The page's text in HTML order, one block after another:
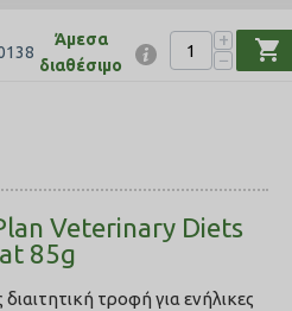
Άμεσα
διαθέσιμο
+
−
shopping_cart
Veterinary Diets
85g
τροφή για ενήλικες